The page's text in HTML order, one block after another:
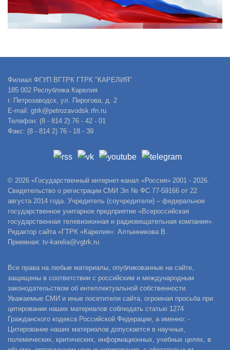
Филиал ФГУП ВГТРК ГТРК "КАРЕЛИЯ"
185 002 Республика Карелия
г. Петрозаводск, ул. Пирогова, д. 2
E-mail: gtrk@petrozavodsk.rfn.ru
Телефон: (8 - 814 2) 76 - 42 - 01
Факс: (8 - 814 2) 76 - 18 - 39
© 2026 «Государственный интернет-канал «Россия» 2001 - 2026.
Свидетельство о регистрации СМИ Эл № ФС 77-59166 от 22
августа 2014 года. Учредитель (соучредители) – федеральное
государственное унитарное предприятие «Всероссийская
государственная телевизионная и радиовещательная компания».
Редактор сайта «ГТРК «Карелия»: Алтынникова В.
Приемная: tv-karelia@vgtrk.ru
Все права на любые материалы, опубликованные на сайте,
защищены в соответствии с российским и международным
законодательством об интеллектуальной собственности.
Уважаемые СМИ и иные посетители сайта, огромная просьба при
цитировании наших материалов соблюдать статью 1274
Гражданского кодекса Российской Федерации, а именно: -
Цитирование наших материалов допускается в научных,
полемических, критических, информационных, учебных целях, в